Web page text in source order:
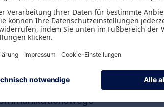
Ihre Arbeit positiv
und Fachleute ihre
können Sie Fallen vermeiden